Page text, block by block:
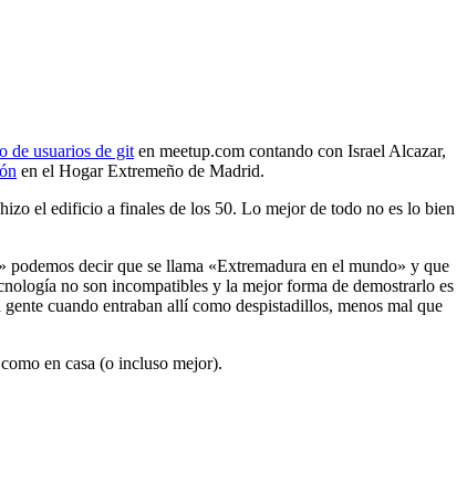
de usuarios de git en meetup.com contando con Israel Alcazar,
en el Hogar Extremeño de Madrid.
el edificio a finales de los 50. Lo mejor de todo no es lo bien
decir que se llama «Extremadura en el mundo» y que
no son incompatibles y la mejor forma de demostrarlo es
cuando entraban allí como despistadillos, menos mal que
en casa (o incluso mejor).